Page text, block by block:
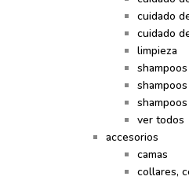
cuidado
cuidado
limpieza
ver todos
accesorios
camas
collares,